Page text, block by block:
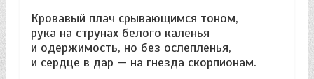
Кровавый плач срывающимся тоном,
рука на струнах белого каленья
и одержимость, но без ослепленья,
и сердце в дар — на гнезда скорпионам.